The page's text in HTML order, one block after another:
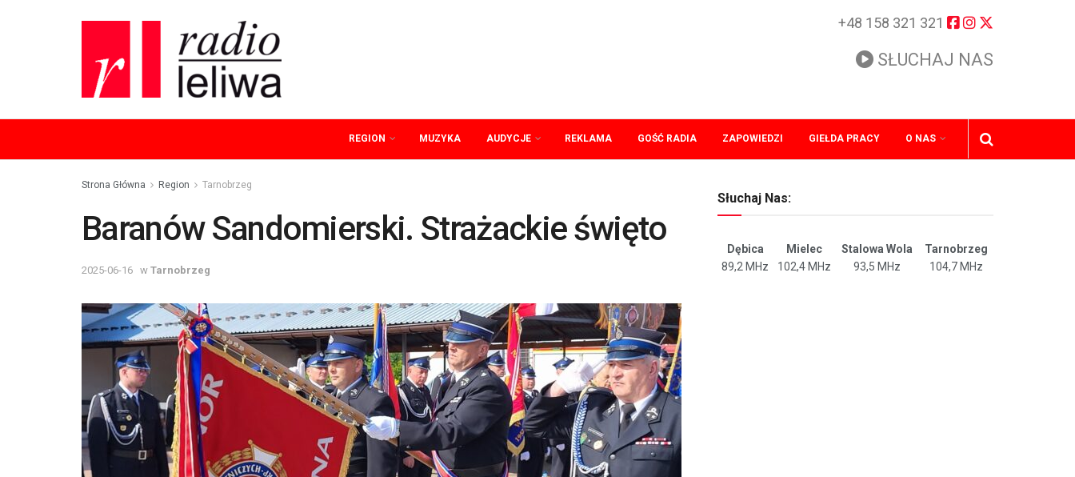
+48 158 321 321
SŁUCHAJ NAS
REGION MUZYKA AUDYCJE REKLAMA GOŚĆ RADIA ZAPOWIEDZI GIEŁDA PRACY O NAS
Strona Główna Region Tarnobrzeg
Baranów Sandomierski. Strażackie święto
2025-06-16 w Tarnobrzeg
Słuchaj Nas:
Dębica Mielec Stalowa Wola
Tarnobrzeg
89,2 MHz
102,4 MHz 93,5 MHz 104,7 MHz